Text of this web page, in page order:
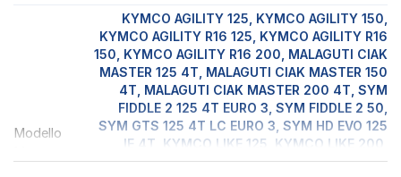
Modello
KYMCO AGILITY 125, KYMCO AGILITY 150,
KYMCO AGILITY R16 125, KYMCO AGILITY R16
150, KYMCO AGILITY R16 200, MALAGUTI CIAK
MASTER 125 4T, MALAGUTI CIAK MASTER 150
4T, MALAGUTI CIAK MASTER 200 4T, SYM
FIDDLE 2 125 4T EURO 3, SYM FIDDLE 2 50,
SYM GTS 125 4T LC EURO 3, SYM HD EVO 125
IE 4T, KYMCO LIKE 125, KYMCO LIKE 200,
KYMCO PEOPLE 125, KYMCO PEOPLE 125 EURO